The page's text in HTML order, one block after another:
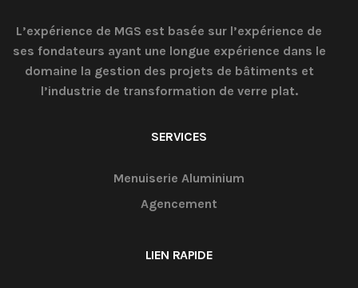
L’expérience de MGS est basée sur l’expérience de
ses fondateurs ayant une longue expérience dans le
domaine la gestion des projets de bâtiments et
l’industrie de transformation de verre plat.
SERVICES
Menuiserie Aluminium
Agencement
LIEN RAPIDE